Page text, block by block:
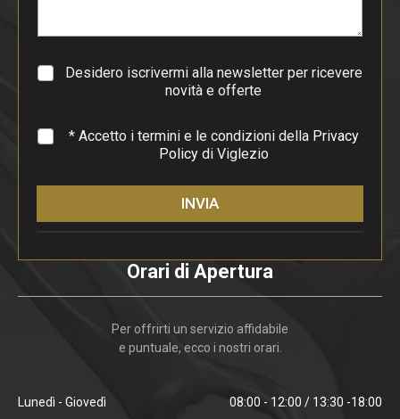
g
a
f
Desidero iscrivermi alla newsletter per ricevere
novità e offerte
* * Accetto i termini e le condizioni della Privacy
Policydi Viglezio
INVIA
Orari di Apertura
Per offrirti un servizio affidabile
e puntuale, ecco i nostri orari.
Lunedì - Giovedì 08:00 - 12:00 / 13:30 -18:00